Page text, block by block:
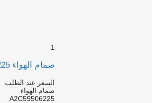
1
صمام الهواء VDO A2C59506225 لـ الشاحنات Ford
السعر عند الطلب
صمام الهواء
A2C59506225